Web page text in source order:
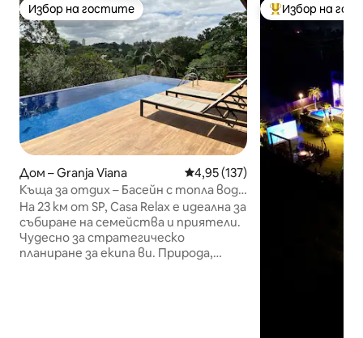
Избор на гостите
Избор на гостите
Дом – Granja Viana Средна оценка: 4,95 от 5,
4,95 (137)
Къща за отдих – Басейн с топла вода
сред природата – Близо до SP
На 23 км от SP, Casa Relax е идеална за
събиране на семейства и приятели.
Чудесно за стратегическо
планиране за екипа ви. Природа,
Най-популярен
Избор на